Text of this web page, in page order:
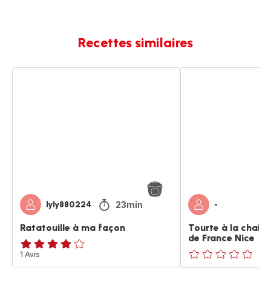
Recettes similaires
lyly880224 23min
Ratatouille à ma façon
Avis
4
1 Avis
-
Tourte à la
de France Nice
ratings.0
Nice